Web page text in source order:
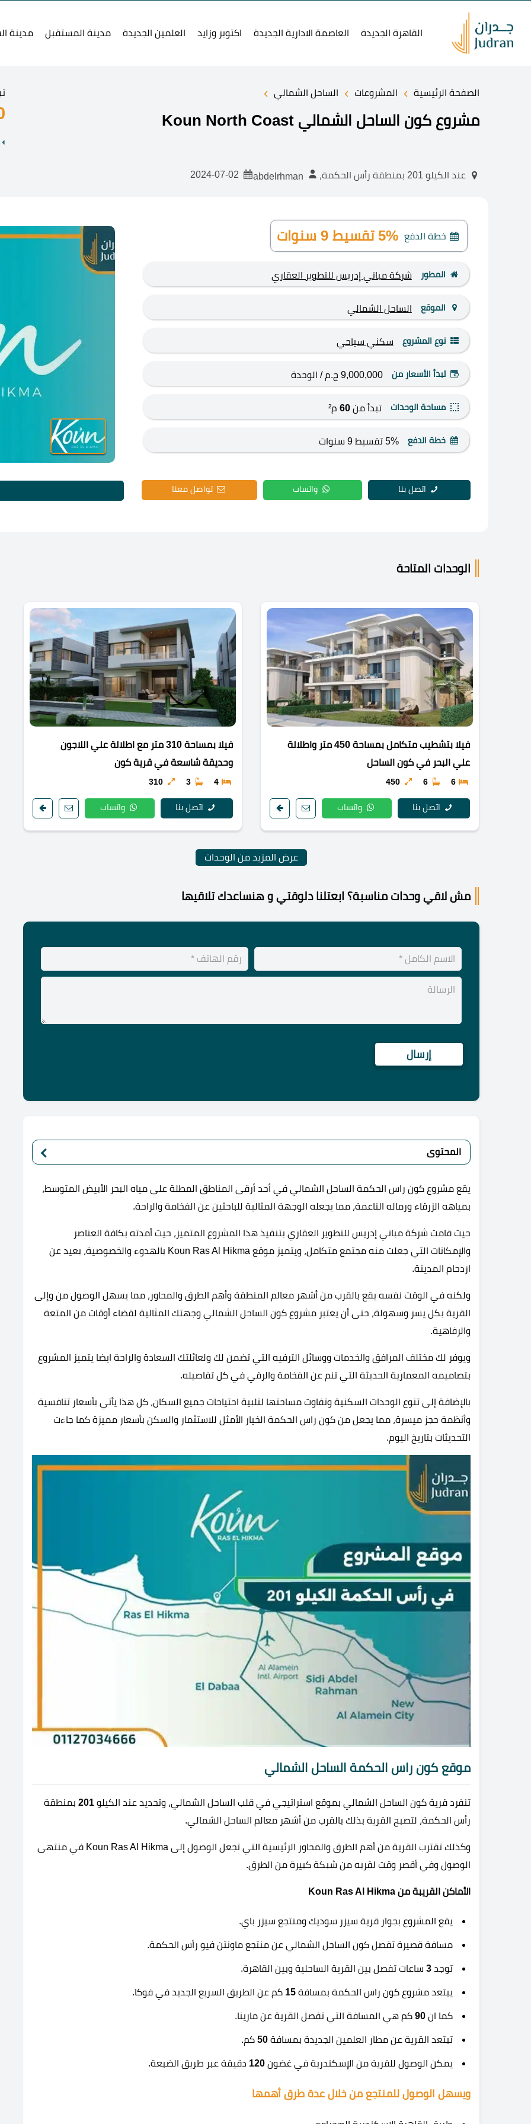
القاهرة الجديدة العاصمة الادارية الجديدة اكتوبر وزايد العلمين الجديدة مدينة المستقبل مدينة
الصفحة الرئيسية › المشروعات › الساحل الشمالي ›
مشروع كون الساحل الشمالي Koun North Coast
عند الكيلو 201 بمنطقة رأس الحكمة،
خطة الدفع 5% تقسيط 9 سنوات
المطور شركة مباني إدريس للتطوير العقاري
الموقع الساحل الشمالي
نوع المشروع سكني سياحي
تبدأ الأسعار من 9,000,000 ج.م / الوحدة
مساحة الوحدات تبدأ من60 م²
خطة الدفع 5% تقسيط 9 سنوات
اتصل بنا واتساب تواصل معنا
الوحدات المتاحة
فيلا بتشطيب متكامل بمساحة 450 متر واطلالة
علي البحر في كون الساحل
6
6
450
اتصل بنا واتساب
فيلا بمساحة 310 متر مع اطلالة علي اللاجون
وحديقة شاسعة في قرية كون
4
3
310
اتصل بنا واتساب
عرض المزيد من الوحدات
مش لاقي وحدات مناسبة؟ ابعتلنا دلوقتي و هنساعدك تلاقيها
المحتوى
يقع مشروع كون راس الحكمة الساحل الشمالي في أحد أرقى المناطق المطلة على مياه البحر الأبيض المتوسط،
بمياهه الزرقاء ورماله الناعمة، مما يجعله الوجهة المثالية للباحثين عن الفخامة والراحة.
حيث قامت شركة مباني إدريس للتطوير العقاري بتنفيذ هذا المشروع المتميز، حيث أمدته بكافة العناصر
والإمكانات التي جعلت منه مجتمع متكامل، ويتميز موقع Koun Ras Al Hikma بالهدوء والخصوصية، بعيد عن
ازدحام المدينة.
ولكنه في الوقت نفسه يقع بالقرب من أشهر معالم المنطقة وأهم الطرق والمحاور، مما يسهل الوصول من وإلى
القرية بكل يسر وسهولة، حتى أن يعتبر مشروع كون الساحل الشمالي وجهتك المثالية لقضاء أوقات من المتعة
والرفاهية.
ويوفر لك مختلف المرافق والخدمات ووسائل الترفيه التي تضمن لك ولعائلتك السعادة والراحة ايضا يتميز المشروع
بتصاميمه المعمارية الحديثة التي تنم عن الفخامة والرقي في كل تفاصيله.
بالإضافة إلى تنوع الوحدات السكنية وتفاوت مساحتها لتلبية احتياجات جميع السكان، كل هذا يأتي بأسعار تنافسية
وأنظمة حجز ميسرة، مما يجعل من كون راس الحكمة الخيار الأمثل للاستثمار والسكن بأسعار مميزة كما جاءت
التحديثات بتاريخ اليوم.
موقع كون راس الحكمة الساحل الشمالي
تنفرد قرية كون الساحل الشمالي بموقع استراتيجي في قلب الساحل الشمالي، وتحديد عند الكيلو 201 بمنطقة
رأس الحكمة، لتصبح القرية بذلك بالقرب من أشهر معالم الساحل الشمالي.
وكذلك تقترب القرية من أهم الطرق والمحاور الرئيسية التي تجعل الوصول إلى Koun Ras Al Hikma في منتهى
الوصول وفي أقصر وقت لقربه من شبكة كبيرة من الطرق.
الأماكن القريبة من Koun Ras Al Hikma
يقع المشروع بجوار قرية سيزر سوديك ومنتجع سيزر باي.
مسافة قصيرة تفصل كون الساحل الشمالي عن منتجع ماونتن فيو رأس الحكمة.
توجد 3 ساعات تفصل بين القرية الساحلية وبين القاهرة.
يبتعد مشروع كون راس الحكمة بمسافة 15 كم عن الطريق السريع الجديد في فوكا.
كما ان كم هي المسافة التي تفصل القرية عن مارينا.
تبتعد القرية عن مطار العلمين الجديدة بمسافة 50 كم.
يمكن الوصول للقرية من الإسكندرية في غضون 120 دقيقة عبر طريق الضبعة.
ويسهل الوصول للمنتجع من خلال عدة طرق أهمها